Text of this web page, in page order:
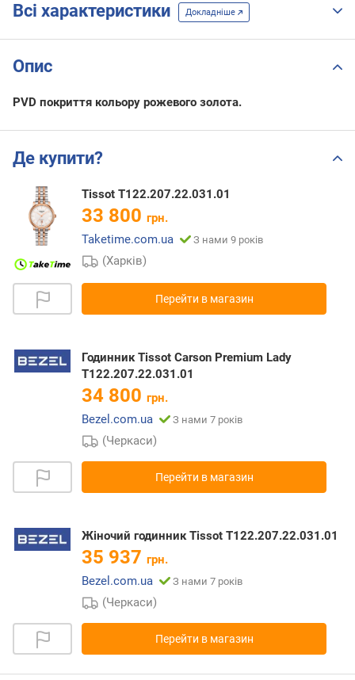
Всі характеристики Докладніше
Опис
PVD покриття кольору рожевого золота.
Де купити?
Tissot T122.207.22.031.01
33 800 грн.
Taketime.com.ua
З нами 9 років
(Харків)
Перейти в магазин
Годинник Tissot Carson Premium Lady
T122.207.22.031.01
34 800 грн.
Bezel.com.ua
З нами 7 років
(Черкаси)
Перейти в магазин
Жіночий годинник Tissot T122.207.22.031.01
35 937 грн.
Bezel.com.ua
З нами 7 років
(Черкаси)
Перейти в магазин